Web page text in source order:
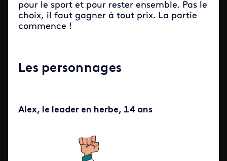
pour le sport et pour rester ensemble. Pas le
choix, il faut gagner à tout prix. La partie
commence !
Les personnages
Alex, le leader en herbe, 14 ans